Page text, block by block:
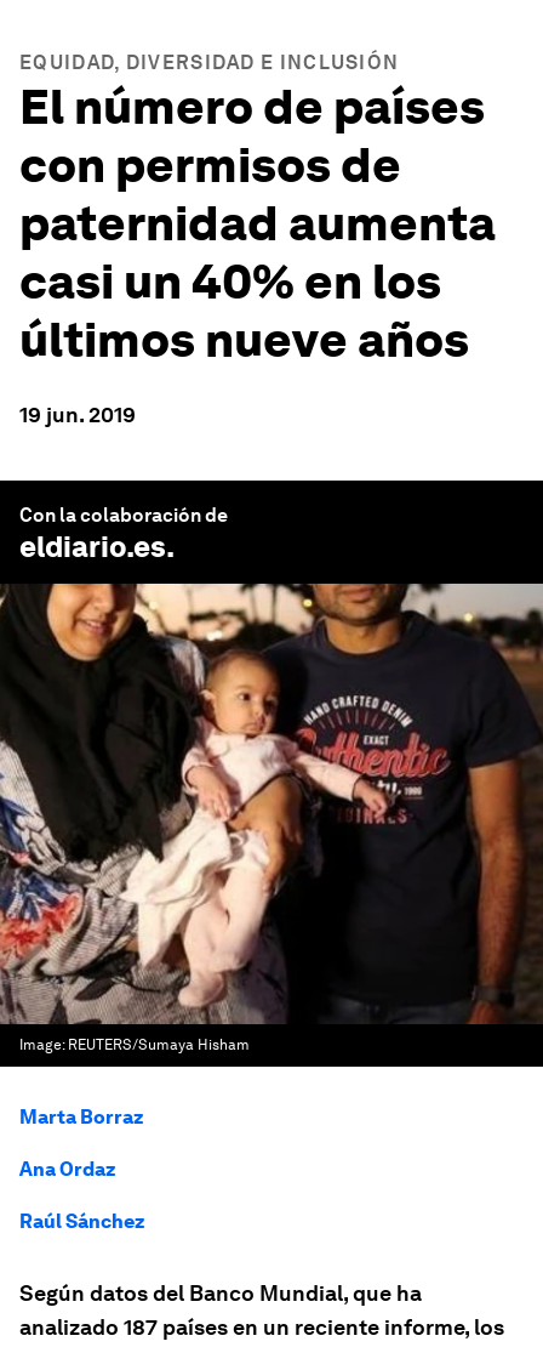
EQUIDAD, DIVERSIDAD E INCLUSIÓN
El número de países
con permisos de
paternidad aumenta
casi un 40% en los
últimos nueve años
19 jun. 2019
Con la colaboración de
eldiario.es.
Image: REUTERS/Sumaya Hisham
Marta Borraz
Ana Ordaz
Raúl Sánchez
Según datos del Banco Mundial, que ha
analizado 187 países en un reciente informe, los